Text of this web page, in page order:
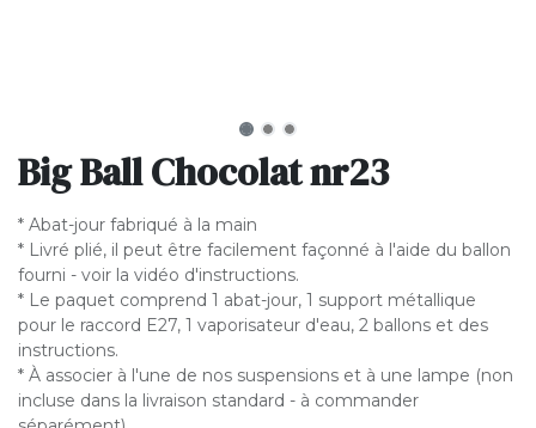
Big Ball Chocolat nr23
* Abat-jour fabriqué à la main
* Livré plié, il peut être facilement façonné à l'aide du ballon
fourni - voir la vidéo d'instructions.
* Le paquet comprend 1 abat-jour, 1 support métallique
pour le raccord E27, 1 vaporisateur d'eau, 2 ballons et des
instructions.
* À associer à l'une de nos suspensions et à une lampe (non
incluse dans la livraison standard - à commander